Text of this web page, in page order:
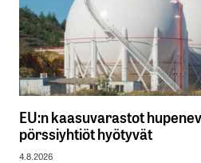
EU:n kaasuvarastot
pörssiyhtiöt hyötyvät
4.8.2026